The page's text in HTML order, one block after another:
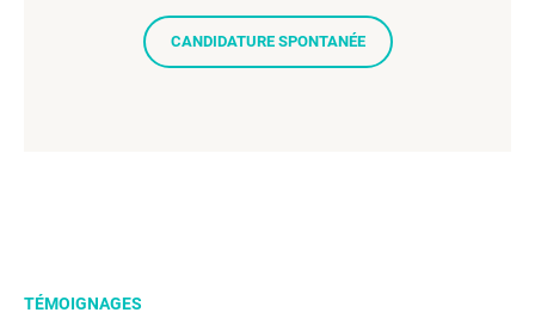
CANDIDATURE SPONTANÉE
TÉMOIGNAGES